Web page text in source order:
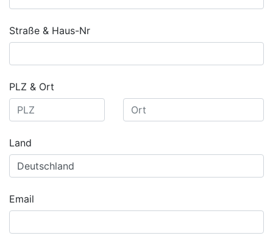
Straße & Haus-Nr
PLZ & Ort
Land
Email